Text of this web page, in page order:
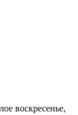
воскресенье,